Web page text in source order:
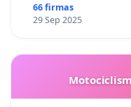
66 firmas
29 Sep 2025